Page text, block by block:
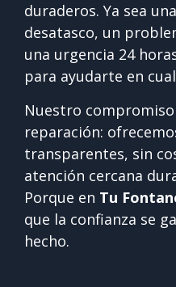
duraderos. Ya sea
desatasco, un
una urgencia 24
para ayudarte en
Nuestro
reparación:
transparentes, sin
atención cercana
Porque en Tu
que la confianza se
hecho.